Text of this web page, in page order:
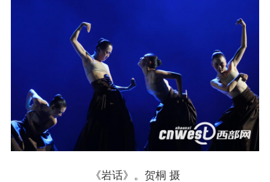
《岩话》。贺桐 摄